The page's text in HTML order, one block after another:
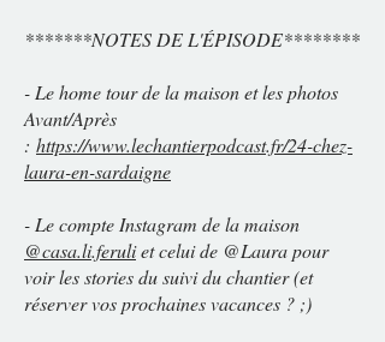
*******NOTES DE L'ÉPISODE********
- Le home tour de la maison et les photos
Avant/Après
: https://www.lechantierpodcast.fr/24-chez-
laura-en-sardaigne
- Le compte Instagram de la maison
@casa.li.feruliet celui de @Laura pour
voir les stories du suivi du chantier (et
réserver vos prochaines vacances ? ;)